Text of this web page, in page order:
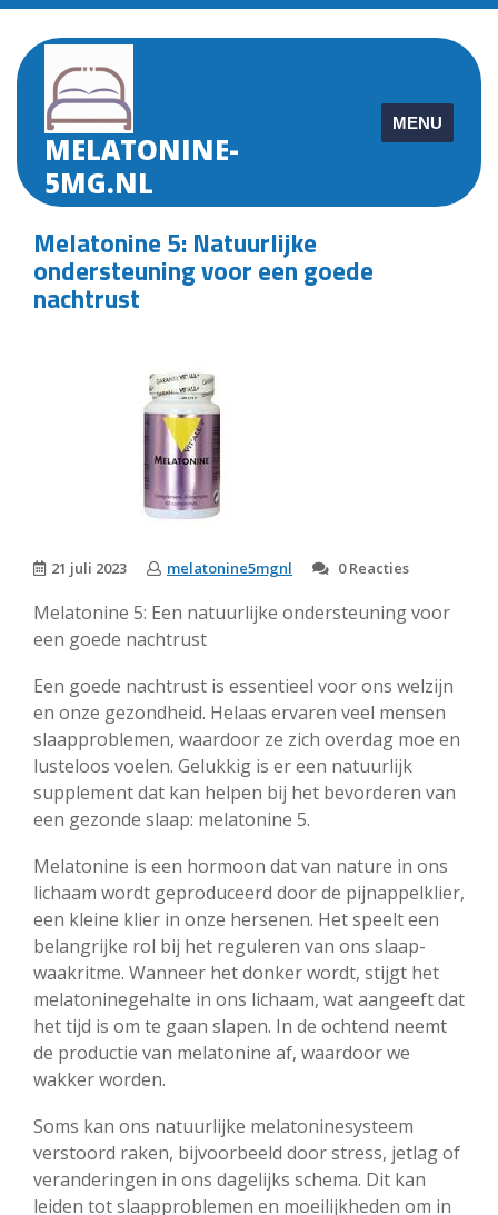
Skip
content
MELATONINE-
5MG.NL
MENU
Melatonine 5: Natuurlijke
ondersteuning voor een goede
nachtrust
21 juli 2023 melatonine5mgnl 0 Reacties
Melatonine 5: Een natuurlijke ondersteuning voor
een goede nachtrust
Een goede nachtrust is essentieel voor ons welzijn
en onze gezondheid. Helaas ervaren veel mensen
slaapproblemen, waardoor ze zich overdag moe en
lusteloos voelen. Gelukkig is er een natuurlijk
supplement dat kan helpen bij het bevorderen van
een gezonde slaap: melatonine 5.
Melatonine is een hormoon dat van nature in ons
lichaam wordt geproduceerd door de pijnappelklier,
een kleine klier in onze hersenen. Het speelt een
belangrijke rol bij het reguleren van ons slaap-
waakritme. Wanneer het donker wordt, stijgt het
melatoninegehalte in ons lichaam, wat aangeeft dat
het tijd is om te gaan slapen. In de ochtend neemt
de productie van melatonine af, waardoor we
wakker worden.
Soms kan ons natuurlijke melatoninesysteem
verstoord raken, bijvoorbeeld door stress, jetlag of
veranderingen in ons dagelijks schema. Dit kan
leiden tot slaapproblemen en moeilijkheden om in